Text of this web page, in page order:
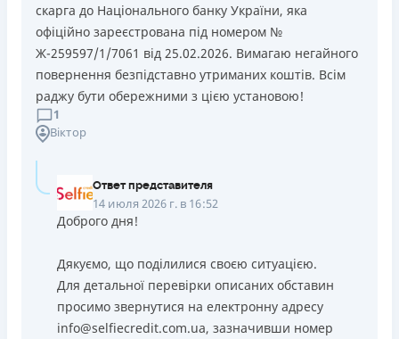
скарга до Національного банку України, яка
офіційно зареєстрована під номером №
Ж-259597/1/7061 від 25.02.2026. Вимагаю негайного
повернення безпідставно утриманих коштів. Всім
раджу бути обережними з цією установою!
1
Віктор
Ответ представителя
14 июля 2026 г. в 16:52
Доброго дня!
Дякуємо, що поділилися своєю ситуацією.
Для детальної перевірки описаних обставин
просимо звернутися на електронну адресу
info@selfiecredit.com.ua, зазначивши номер